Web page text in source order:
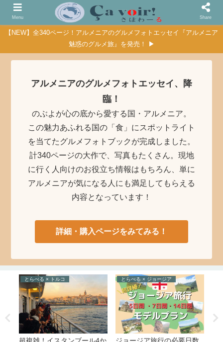
【NEW】全340ページ！アルメニアのグルメフォトエッセイ『アルメニア
魅惑のグルメ旅』を発売！ ▶
アルメニアのグルメフォトエッセイ、降
臨！
のぶよが心の底から愛する国・アルメニア。
この魅力あふれる国の「食」にスポットライト
を当てたグルメフォトブックが完成しました。
計340ページの大作で、写真もたくさん。現地
に行く人向けのお役立ち情報はもちろん、単に
アルメニアが気になる人にも満足してもらえる
内容となっています！
詳細・購入ページをみてみる！
とらべる × トルコ とらべる × ジョージア
Menu Share